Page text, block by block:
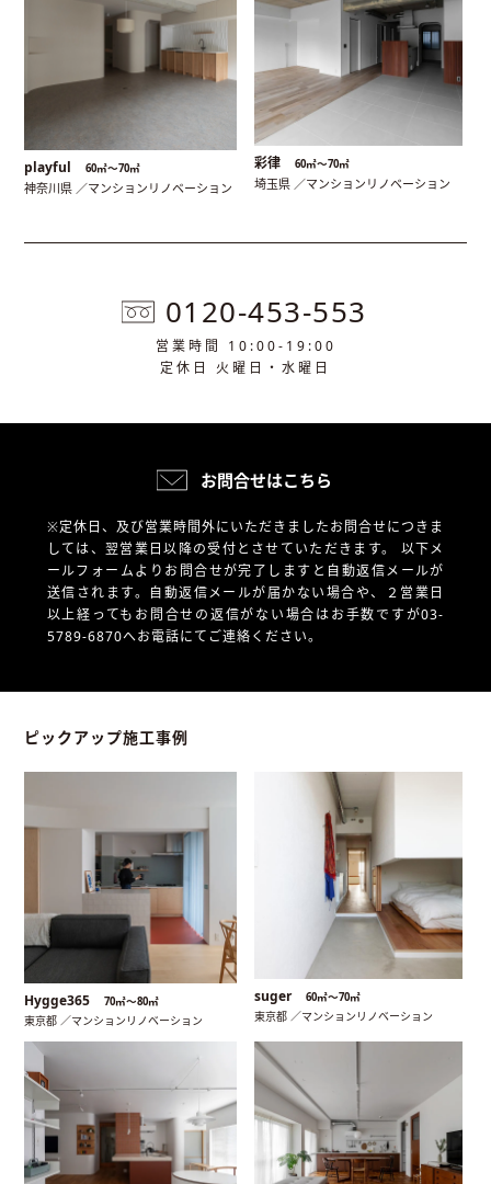
playful 60㎡〜70㎡
神奈川県 ／マンションリノベーション
彩律 60㎡〜70㎡
埼玉県 ／マンションリノベーション
0120-453-553
営業時間 10:00-19:00
定休日 火曜日・水曜日
お問合せはこちら
※定休日、及び営業時間外にいただきましたお問合せにつきま
しては、翌営業日以降の受付とさせていただきます。 以下メ
ールフォームよりお問合せが完了しますと自動返信メールが
送信されます。自動返信メールが届かない場合や、
２営業日
以上経ってもお問合せの返信がない場合はお手数ですが03-
5789-6870へお電話にてご連絡ください。
ピックアップ施工事例
Hygge365 70㎡〜80㎡
東京都 ／マンションリノベーション
suger 60㎡〜70㎡
東京都 ／マンションリノベーション